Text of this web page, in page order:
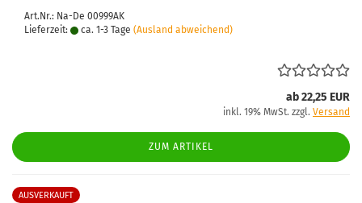
Art.Nr.: Na-De 00999AK
Lieferzeit:
ca. 1-3 Tage (Ausland abweichend)
ab 22,25 EUR
inkl. 19% MwSt. zzgl. Versand
ZUM ARTIKEL
AUSVERKAUFT